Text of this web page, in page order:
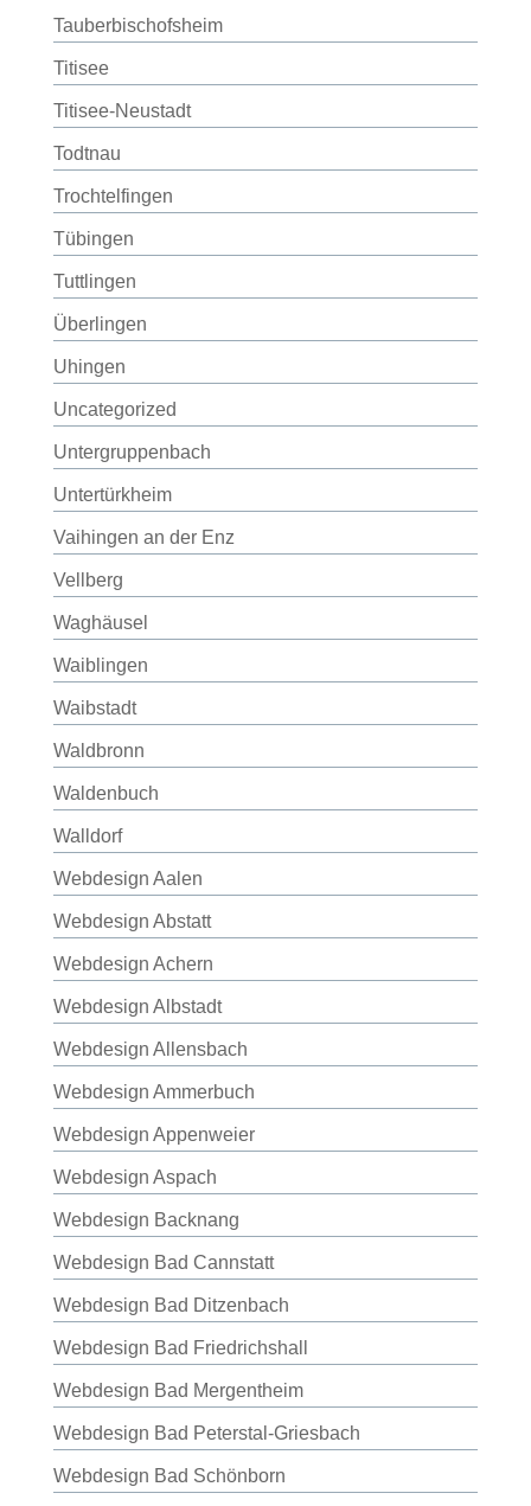
Tauberbischofsheim
Titisee
Titisee-Neustadt
Todtnau
Trochtelfingen
Tübingen
Tuttlingen
Überlingen
Uhingen
Uncategorized
Untergruppenbach
Untertürkheim
Vaihingen an der Enz
Vellberg
Waghäusel
Waiblingen
Waibstadt
Waldbronn
Waldenbuch
Walldorf
Webdesign Aalen
Webdesign Abstatt
Webdesign Achern
Webdesign Albstadt
Webdesign Allensbach
Webdesign Ammerbuch
Webdesign Appenweier
Webdesign Aspach
Webdesign Backnang
Webdesign Bad Cannstatt
Webdesign Bad Ditzenbach
Webdesign Bad Friedrichshall
Webdesign Bad Mergentheim
Webdesign Bad Peterstal-Griesbach
Webdesign Bad Schönborn